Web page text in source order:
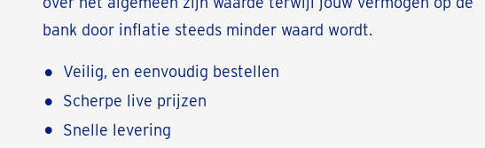
bank door inflatie steeds minder waard wordt.
Veilig, en eenvoudig bestellen
Scherpe live prijzen
Snelle levering